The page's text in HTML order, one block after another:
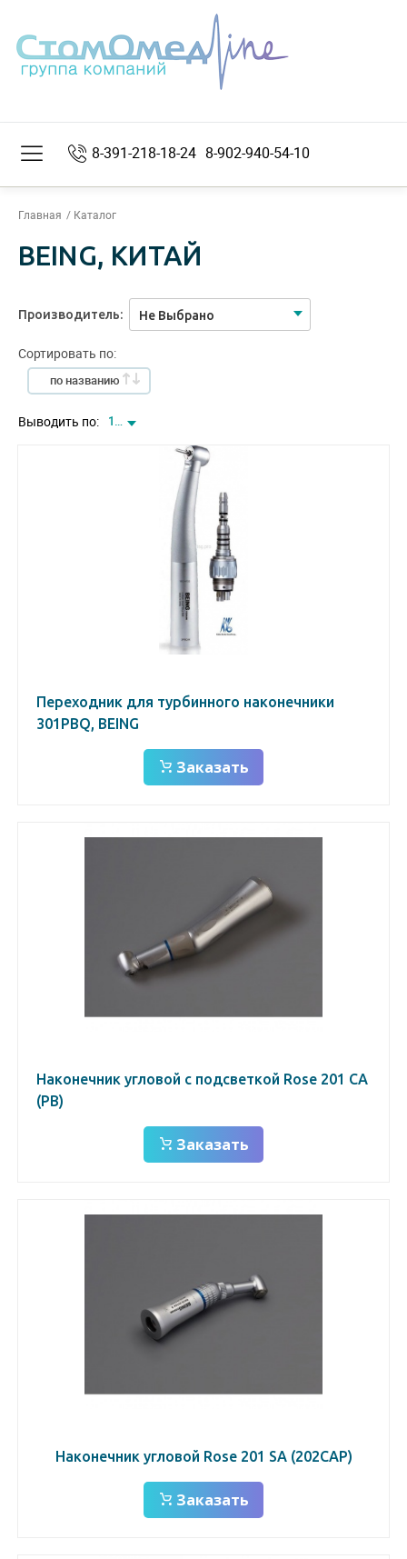
8-391-218-18-24 8-902-940-54-10
Главная Каталог
BEING, КИТАЙ
Производитель: Не Выбрано
Сортировать по:
по названию
Выводить по: 12
Переходник для турбинного наконечники
301PBQ, BEING
Заказать
Наконечник угловой с подсветкой Rose 201 СА
(РВ)
Заказать
Наконечник угловой Rose 201 SА (202САР)
Заказать